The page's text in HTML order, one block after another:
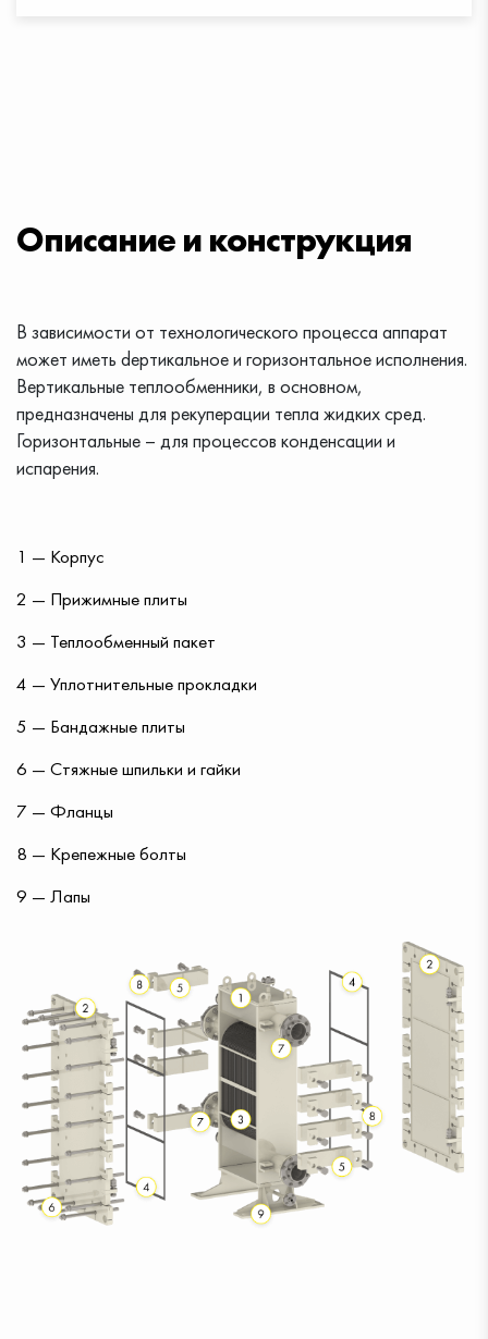
Описание и конструкция
В зависимости от технологического процесса аппарат
может иметь dертикальное и горизонтальное исполнения.
Вертикальные теплообменники, в основном,
предназначены для рекуперации тепла жидких сред.
Горизонтальные – для процессов конденсации и
испарения.
1 — Корпус
2 — Прижимные плиты
3 — Теплообменный пакет
4 — Уплотнительные прокладки
5 — Бандажные плиты
6 — Стяжные шпильки и гайки
7 — Фланцы
8 — Крепежные болты
9 — Лапы